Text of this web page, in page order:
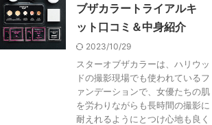
ブザカラートライアルキ
ット口コミ＆中身紹介
2023/10/29
スターオブザカラーは、ハリウッ
ドの撮影現場でも使われているフ
ァンデーションで、女優たちの肌
を労わりながらも長時間の撮影に
耐えれるようにとつけ心地も良く